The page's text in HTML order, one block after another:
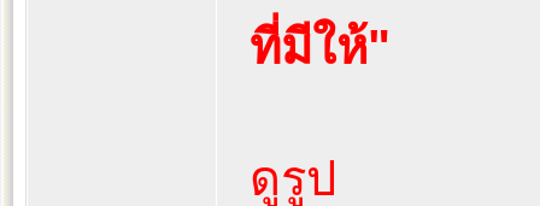
ที่มีให้"
ดูรูป